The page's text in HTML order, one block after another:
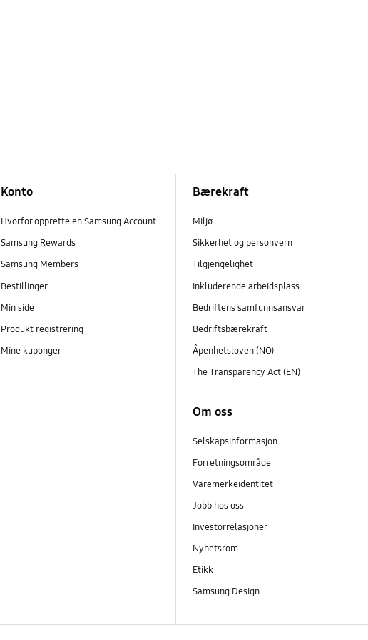
Konto
Hvorfor opprette en Samsung Account
Samsung Rewards
Samsung Members
Bestillinger
Min side
Produkt registrering
Mine kuponger
Bærekraft
Miljø
Sikkerhet og personvern
Tilgjengelighet
Inkluderende arbeidsplass
Bedriftens samfunnsansvar
Bedriftsbærekraft
Åpenhetsloven (NO)
The Transparency Act (EN)
Om oss
Selskapsinformasjon
Forretningsområde
Varemerkeidentitet
Jobb hos oss
Investorrelasjoner
Nyhetsrom
Etikk
Samsung Design